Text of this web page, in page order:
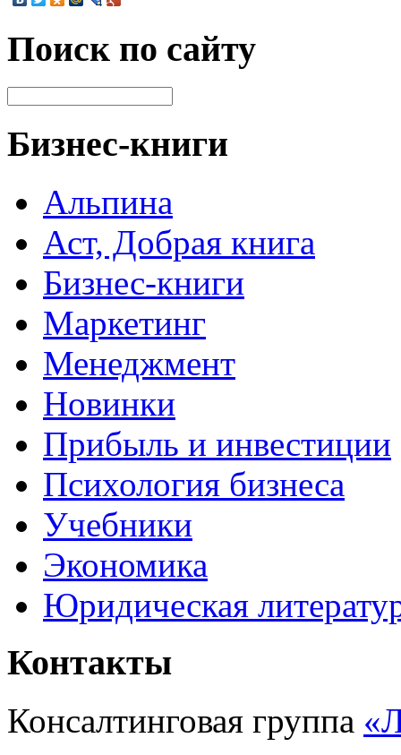
Поиск по сайту
Бизнес-книги
Альпина
Аст, Добрая книга
Бизнес-книги
Маркетинг
Менеджмент
Новинки
Прибыль и инвестиции
Психология бизнеса
Учебники
Экономика
Юридическая
Контакты
Консалтинговая группа